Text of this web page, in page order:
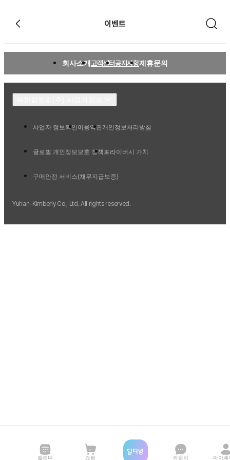
이벤트
회사소개 고객센터공지사항제휴문의
사업자 정보확인 이용약관개인정보처리방침
글로벌 개인정보보호 정책 프라이버시 가치
구매안전 서비스(채무지급보증)
Yuhan-Kimberly Co., Ltd. All rights reserved.
캘린더 쇼핑 라운지 마이페